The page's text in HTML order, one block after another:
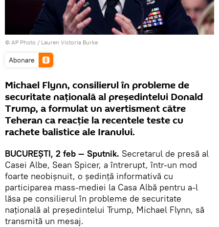
© AP Photo / Lauren Victoria Burke
Abonare
Michael Flynn, consilierul în probleme de
securitate națională al președintelui Donald
Trump, a formulat un avertisment către
Teheran ca reacţie la recentele teste cu
rachete balistice ale Iranului.
BUCUREŞTI, 2 feb — Sputnik. Secretarul de presă al
Casei Albe, Sean Spicer, a întrerupt, într-un mod
foarte neobişnuit, o şedinţă informativă cu
participarea mass-mediei la Casa Albă pentru a-l
lăsa pe consilierul în probleme de securitate
națională al președintelui Trump, Michael Flynn, să
transmită un mesaj.